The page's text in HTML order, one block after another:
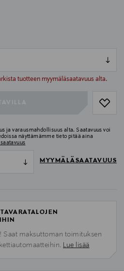
tuotteen myymäläsaatavuus alta.
ja varausmahdollisuus alta. Saatavuus voi
näyttämämme tieto pitää aina
MYYMÄLÄSAATAVUUS
Saat maksuttoman toimituksen
Lue lisää